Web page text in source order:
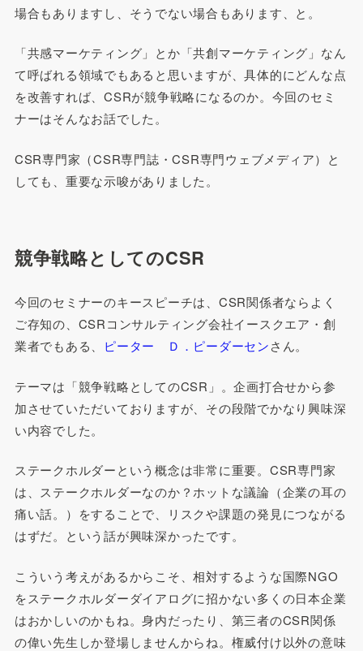
場合もありますし、そうでない場合もあります、と。
「共感マーケティング」とか「共創マーケティング」なん
て呼ばれる領域でもあると思いますが、具体的にどんな点
を改善すれば、CSRが競争戦略になるのか。今回のセミ
ナーはそんなお話でした。
CSR専門家（CSR専門誌・CSR専門ウェブメディア）と
しても、重要な示唆がありました。
競争戦略としてのCSR
今回のセミナーのキースピーチは、CSR関係者ならよく
ご存知の、CSRコンサルティング会社イースクエア・創
業者でもある、 ピーター Ｄ．ピーダーセンさん。
テーマは「競争戦略としてのCSR」。企画打合せから参
加させていただいておりますが、その段階でかなり興味深
い内容でした。
ステークホルダーという概念は非常に重要。CSR専門家
は、ステークホルダーなのか？ホットな議論（企業の耳の
痛い話。）をすることで、リスクや課題の発見につながる
はずだ。という話が興味深かったです。
こういう考えがあるからこそ、相対するような国際NGO
をステークホルダーダイアログに招かない多くの日本企業
はおかしいのかもね。身内だったり、第三者のCSR関係
の偉い先生しか登場しませんからね。権威付け以外の意味